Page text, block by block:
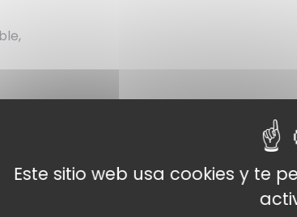
Este sitio web usa cookies y te